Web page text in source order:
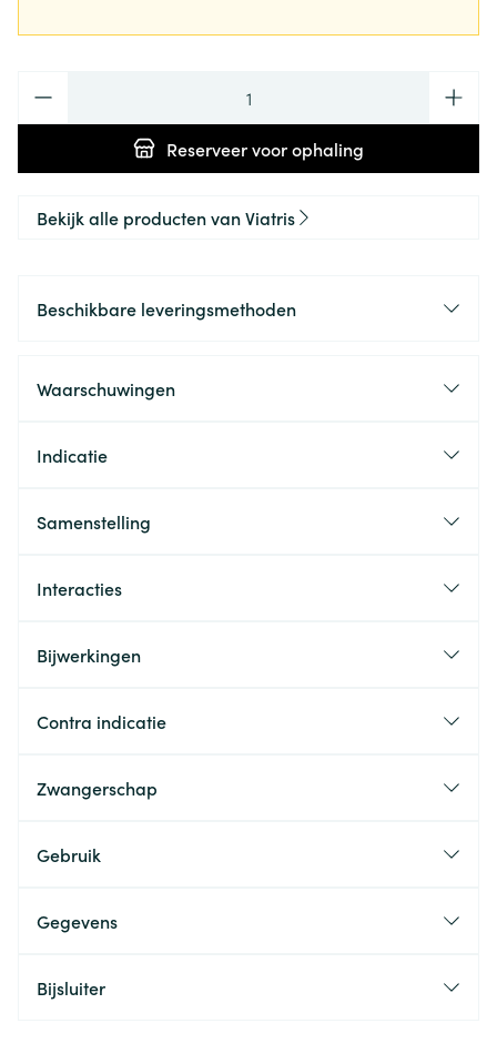
Reserveervoor ophaling
Bekijk alle producten van Viatris
Beschikbare leveringsmethoden
Waarschuwingen
Indicatie
Samenstelling
Interacties
Bijwerkingen
Contra indicatie
Zwangerschap
Gebruik
Gegevens
Bijsluiter